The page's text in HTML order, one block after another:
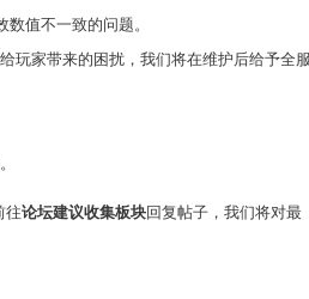
值不一致的问题。
玩家带来的困扰，我们将在维护后给予全
往论坛建议收集板块回复帖子，我们将对最